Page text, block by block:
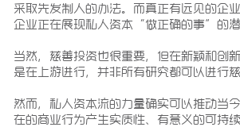
采取先发制人的办法。而真正有远见的企
企业正在展现私人资本“做正确的事”的潜
当然，慈善投资也很重要，但在新颖和创
是在上游进行，并非所有研究都可以进行慈
然而，私人资本流的力量确实可以推动当
在的商业行为产生实质性、有意义的可持续